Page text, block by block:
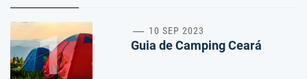
1 10 SEP 2023
Guia de Camping Ceará